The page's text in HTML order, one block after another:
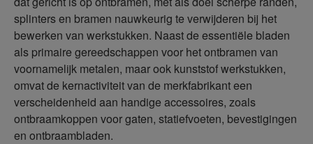
splinters en bramen nauwkeurig te verwijderen bij het
bewerken van werkstukken. Naast de essentiële bladen
als primaire gereedschappen voor het ontbramen van
voornamelijk metalen, maar ook kunststof werkstukken,
omvat de kernactiviteit van de merkfabrikant een
verscheidenheid aan handige accessoires, zoals
ontbraamkoppen voor gaten, statiefvoeten, bevestigingen
en ontbraambladen.